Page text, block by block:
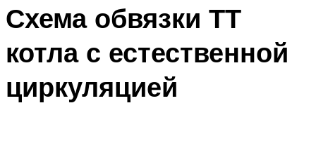
Схема обвязки ТТ
котла с естественной
циркуляцией